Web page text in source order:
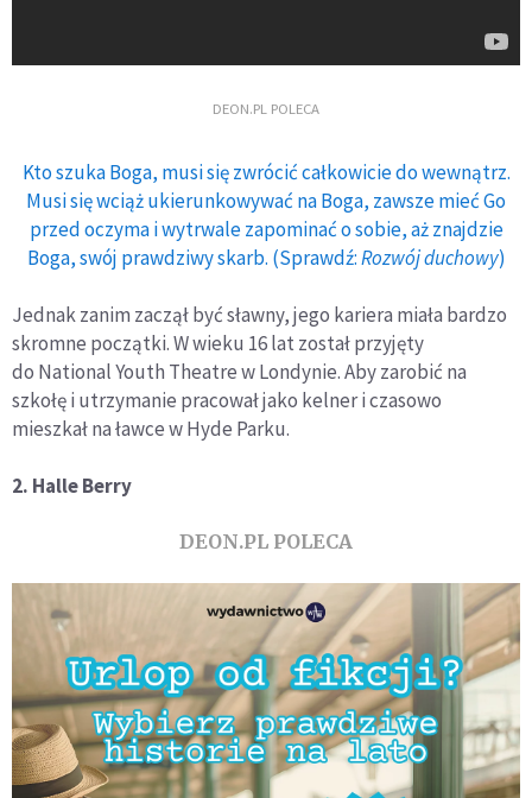
DEON.PL POLECA
Kto szuka Boga, musi się zwrócić całkowicie do wewnątrz.
Musi się wciąż ukierunkowywać na Boga, zawsze mieć Go
przed oczyma i wytrwale zapominać o sobie, aż znajdzie
Boga, swój prawdziwy skarb. (Sprawdź:Rozwój duchowy)
Jednak zanim zaczął być sławny, jego kariera miała bardzo
skromne początki. W wieku 16 lat został przyjęty
do National Youth Theatre w Londynie. Aby zarobić na
szkołę i utrzymanie pracował jako kelner i czasowo
mieszkał na ławce w Hyde Parku.
2. Halle Berry
DEON.PL POLECA